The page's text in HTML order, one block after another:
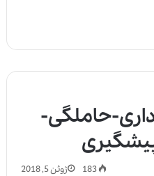
حاملگی-
ژوئن 5, 2018 183